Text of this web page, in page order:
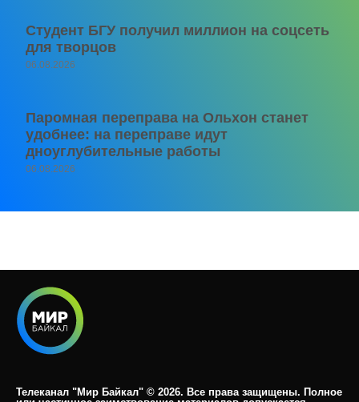
Студент БГУ получил миллион на соцсеть
для творцов
06.08.2026
Паромная переправа на Ольхон станет
удобнее: на переправе идут
дноуглубительные работы
06.08.2026
Телеканал "Мир Байкал" © 2026. Все права защищены. Полное